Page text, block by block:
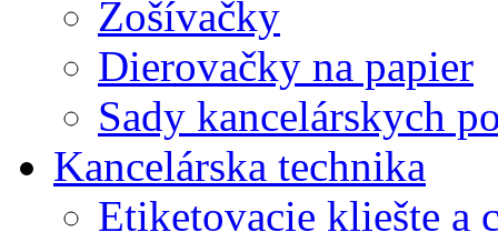
Zošívačky
Dierovačky na papier
Sady kancelárskych
Kancelárska technika
Etiketovacie kliešte a